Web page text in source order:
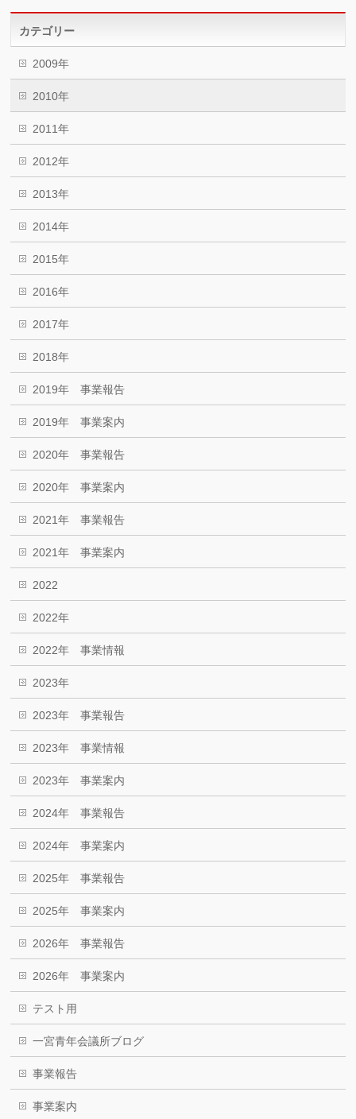
カテゴリー
2009年
2010年
2011年
2012年
2013年
2014年
2015年
2016年
2017年
2018年
2019年 事業報告
2019年 事業案内
2020年 事業報告
2020年 事業案内
2021年 事業報告
2021年 事業案内
2022
2022年
2022年 事業情報
2023年
2023年 事業報告
2023年 事業情報
2023年 事業案内
2024年 事業報告
2024年 事業案内
2025年 事業報告
2025年 事業案内
2026年 事業報告
2026年 事業案内
テスト用
一宮青年会議所ブログ
事業報告
事業案内